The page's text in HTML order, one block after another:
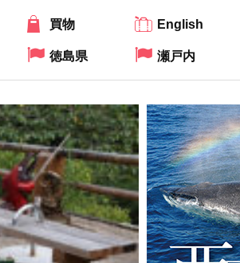
買物 English
徳島県 瀬戸内